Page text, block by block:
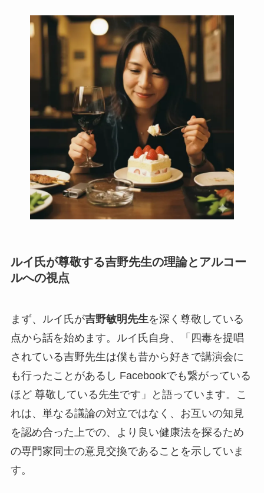
ルイ氏が尊敬する吉野先生の理論とアルコー
ルへの視点
まず、ルイ氏が吉野敏明先生を深く尊敬している
点から話を始めます。ルイ氏自身、「四毒を提唱
されている吉野先生は僕も昔から好きで講演会に
も行ったことがあるし Facebookでも繋がっている
ほど 尊敬している先生です」と語っています。こ
れは、単なる議論の対立ではなく、お互いの知見
を認め合った上での、より良い健康法を探るため
の専門家同士の意見交換であることを示していま
す。